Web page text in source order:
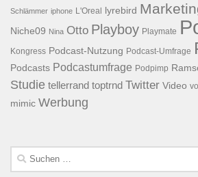
Schlämmer iphone L'Oreal lyrebird
Niche09 Nina Otto Playboy Playmate
Kongress Podcast-Nutzung Podcast-Umfrage
Podcasts Podcastumfrage Podpimp
Studie tellerrand toptrnd Twitter Video
mimic Werbung
Suchen
nach: